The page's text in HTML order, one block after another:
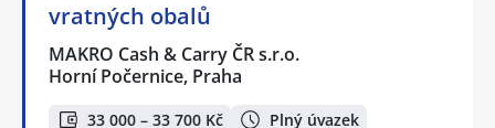
vratných obalů
MAKRO Cash & Carry ČR s.r.o.
Horní Počernice, Praha
33 000 – 33 700 Kč
Plný úvazek